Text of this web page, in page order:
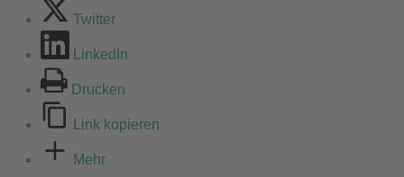
Twitter
LinkedIn
Drucken
Link kopieren
Mehr